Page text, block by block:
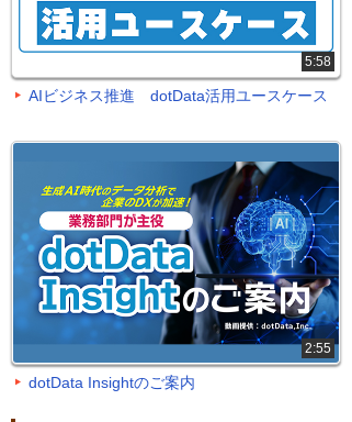
5:58
AIビジネス推進 dotData活用ユースケース
2:55
dotData Insightのご案内